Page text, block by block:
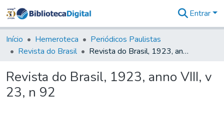
&
Coleções
Tudo na
Digital
Entrar
Início Hemeroteca
Periódicos Paulistas
Revista do Brasil
Revista do Brasil, 1923, anno VIII, v 23, n 92
Revista do Brasil, 1923, anno VIII, v
23, n 92